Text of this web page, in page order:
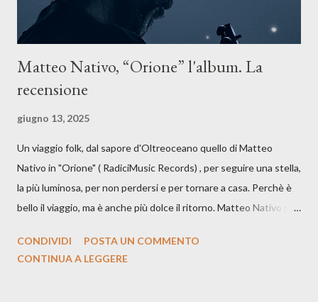
Matteo Nativo, “Orione” l'album. La
recensione
giugno 13, 2025
Un viaggio folk, dal sapore d'Oltreoceano quello di Matteo
Nativo in "Orione" ( RadiciMusic Records) , per seguire una stella,
la più luminosa, per non perdersi e per tornare a casa. Perchè è
bello il viaggio, ma è anche più dolce il ritorno. Matteo Nativo per
indubbiamente matura e consapevole oltre che con ottimi
CONDIVIDI
POSTA UN COMMENTO
CONTINUA A LEGGERE